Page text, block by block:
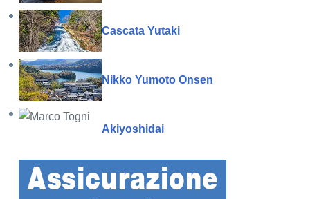
Cascata Yutaki
Nikko Yumoto Onsen
Akiyoshidai